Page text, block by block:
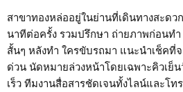
สาขาทองหล่ออยู่ในย่านที่เดินทางสะดว
นาทีต่อครั้ง รวมปรึกษา ถ่ายภาพก่อนท
สั้นๆ หลังทำ ใครขับรถมา แนะนำเช็คที่จ
ด่วน นัดหมายล่วงหน้าโดยเฉพาะคิวเย็น
เร็ว ทีมงานสื่อสารชัดเจนทั้งไลน์และโ